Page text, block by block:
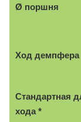
Ø поршня
Ход демпфера
Стандартная
хода *